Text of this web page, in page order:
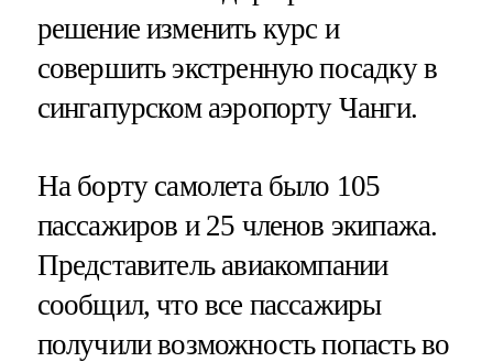
решение изменить курс и
совершить экстренную посадку в
сингапурском аэропорту Чанги.
На борту самолета было 105
пассажиров и 25 членов экипажа.
Представитель авиакомпании
сообщил, что все пассажиры
получили возможность попасть во